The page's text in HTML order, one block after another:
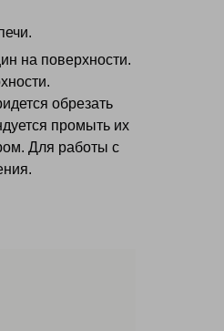
на поверхности.
обрезать
промыть их
Для работы с